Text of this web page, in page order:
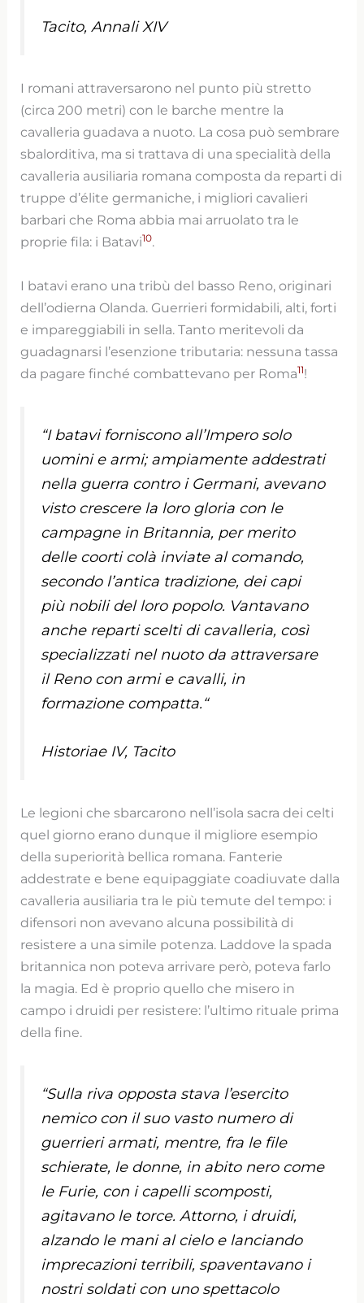
Tacito, Annali XIV
I romani attraversarono nel punto più stretto
(circa 200 metri) con le barche mentre la
cavalleria guadava a nuoto. La cosa può sembrare
sbalorditiva, ma si trattava di una specialità della
cavalleria ausiliaria romana composta da reparti di
truppe d’élite germaniche, i migliori cavalieri
barbari che Roma abbia mai arruolato tra le
proprie fila: i Batavi10.
I batavi erano una tribù del basso Reno, originari
dell’odierna Olanda. Guerrieri formidabili, alti, forti
e impareggiabili in sella. Tanto meritevoli da
guadagnarsi l’esenzione tributaria: nessuna tassa
da pagare finché combattevano per Roma11!
“I batavi forniscono all’Impero solo
uomini e armi; ampiamente addestrati
nella guerra contro i Germani, avevano
visto crescere la loro gloria con le
campagne in Britannia, per merito
delle coorti colà inviate al comando,
secondo l’antica tradizione, dei capi
più nobili del loro popolo. Vantavano
anche reparti scelti di cavalleria, così
specializzati nel nuoto da attraversare
il Reno con armi e cavalli, in
formazione compatta.“
Historiae IV, Tacito
Le legioni che sbarcarono nell’isola sacra dei celti
quel giorno erano dunque il migliore esempio
della superiorità bellica romana. Fanterie
addestrate e bene equipaggiate coadiuvate dalla
cavalleria ausiliaria tra le più temute del tempo: i
difensori non avevano alcuna possibilità di
resistere a una simile potenza. Laddove la spada
britannica non poteva arrivare però, poteva farlo
la magia. Ed è proprio quello che misero in
campo i druidi per resistere: l’ultimo rituale prima
della fine.
“Sulla riva opposta stava l’esercito
nemico con il suo vasto numero di
guerrieri armati, mentre, fra le file
schierate, le donne, in abito nero come
le Furie, con i capelli scomposti,
agitavano le torce. Attorno, i druidi,
alzando le mani al cielo e lanciando
imprecazioni terribili, spaventavano i
nostri soldati con uno spettacolo